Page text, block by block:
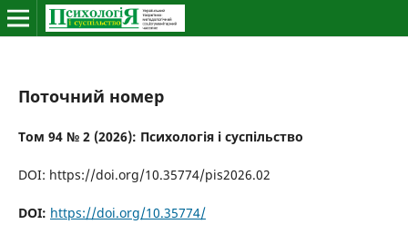
Поточний номер
Том 94 № 2 (2026): Психологія і суспільство
DOI: https://doi.org/10.35774/pis2026.02
DOI: https://doi.org/10.35774/